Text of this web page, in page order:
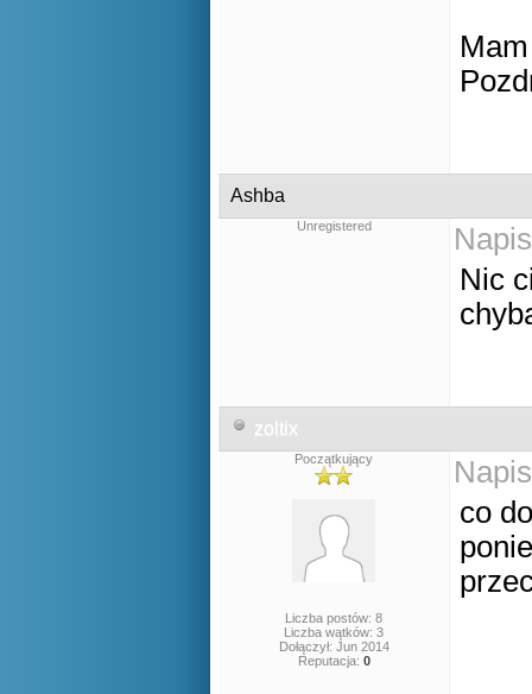
Ashba
Unregistered
Nic
zoltix
Początkujący
Liczba postów: 8
Liczba wątków: 3
Dołączył: Jun 2014
Reputacja: 0
co